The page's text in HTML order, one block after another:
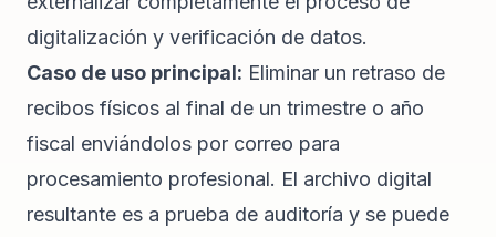
digitalización y verificación de datos.
Caso de uso principal: Eliminar un retraso de
recibos físicos al final de un trimestre o año
fiscal enviándolos por correo para
procesamiento profesional. El archivo digital
resultante es a prueba de auditoría y se puede